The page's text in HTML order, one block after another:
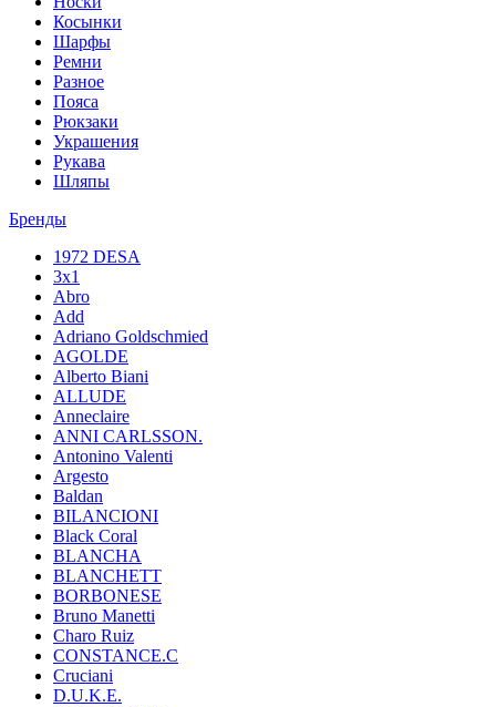
Косынки
Шарфы
Ремни
Разное
Пояса
Рюкзаки
Украшения
Рукава
Шляпы
Бренды
1972 DESA
3x1
Abro
Add
Adriano Goldschmied
AGOLDE
Alberto Biani
ALLUDE
Anneclaire
ANNI CARLSSON.
Antonino Valenti
Argesto
Baldan
BILANCIONI
Black Coral
BLANCHA
BLANCHETT
BORBONESE
Bruno Manetti
Charo Ruiz
CONSTANCE.C
Cruciani
D.U.K.E.